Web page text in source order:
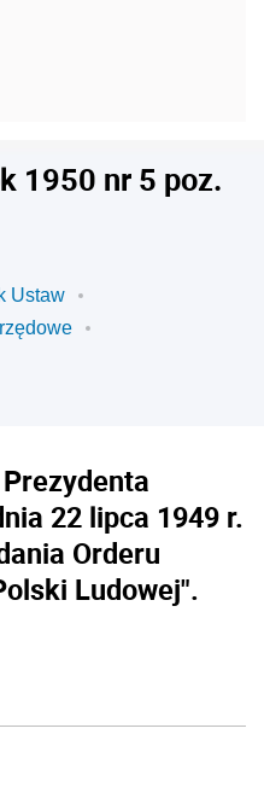
1950 nr 5 poz.
Ustaw
22 lipca 1949 r.
Orderu
Ludowej".